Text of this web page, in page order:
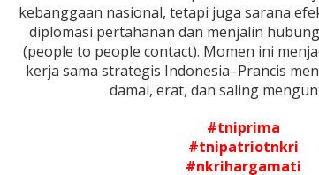
I
n
d
o
n
kebanggaan nasional, tetapi juga sarana
diplomasi pertahanan dan menjalin
(people to people contact). Momen ini
kerja sama strategis Indonesia–Prancis
damai, erat, dan saling
#tniprima
#tnipatriotnkri
#nkrihargamati